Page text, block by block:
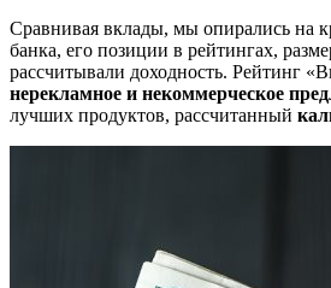
Сравнивая вклады, мы опирались на
банка, его позиции в рейтингах,
рассчитывали доходность. Рейтинг
нерекламное и некоммерческое
лучших продуктов, рассчитанный